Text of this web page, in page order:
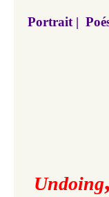
Portrait |
Undoing,